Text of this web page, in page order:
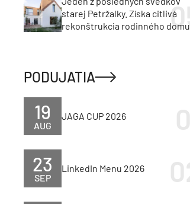
starej Petržalky. Získa citlivá
rekonštrukcia rodinného domu
PODUJATIA
AUG
19 JAGA CUP 2026
SEP
23 LinkedIn Menu 2026